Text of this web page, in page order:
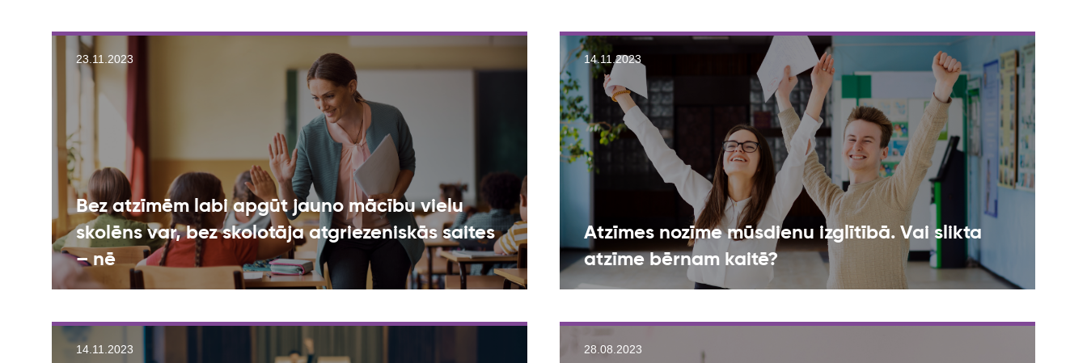
23.11.2023
Bez atzīmēm labi apgūt jauno mācību vielu
skolēns var, bez skolotāja atgriezeniskās saites
– nē
14.11.2023
Atzīmes nozīme mūsdienu izglītībā. Vai slikta
atzīme bērnam kaitē?
14.11.2023 28.08.2023